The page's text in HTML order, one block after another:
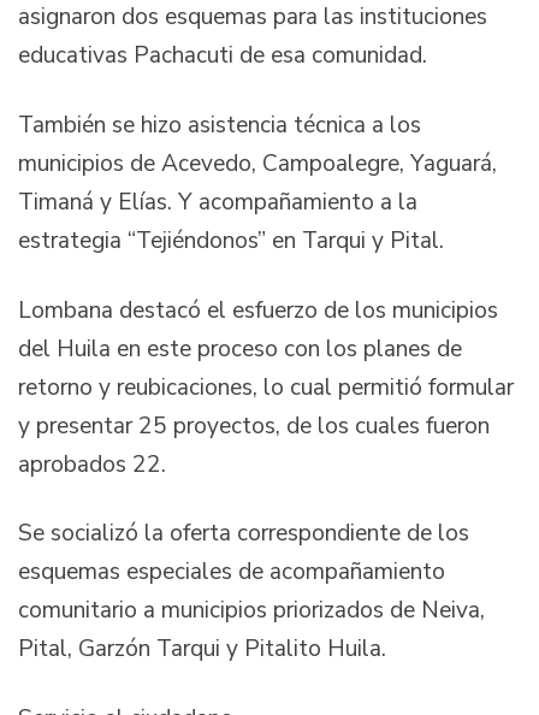
asignaron dos esquemas para las instituciones
educativas Pachacuti de esa comunidad.
También se hizo asistencia técnica a los
municipios de Acevedo, Campoalegre, Yaguará,
Timaná y Elías. Y acompañamiento a la
estrategia “Tejiéndonos” en Tarqui y Pital.
Lombana destacó el esfuerzo de los municipios
del Huila en este proceso con los planes de
retorno y reubicaciones, lo cual permitió formular
y presentar 25 proyectos, de los cuales fueron
aprobados 22.
Se socializó la oferta correspondiente de los
esquemas especiales de acompañamiento
comunitario a municipios priorizados de Neiva,
Pital, Garzón Tarqui y Pitalito Huila.